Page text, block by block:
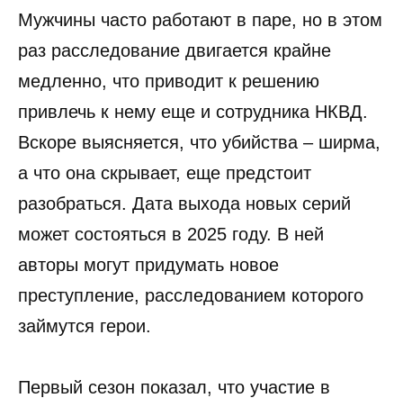
Мужчины часто работают в паре, но в этом
раз расследование двигается крайне
медленно, что приводит к решению
привлечь к нему еще и сотрудника НКВД.
Вскоре выясняется, что убийства – ширма,
а что она скрывает, еще предстоит
разобраться. Дата выхода новых серий
может состояться в 2025 году. В ней
авторы могут придумать новое
преступление, расследованием которого
займутся герои.
Первый сезон показал, что участие в